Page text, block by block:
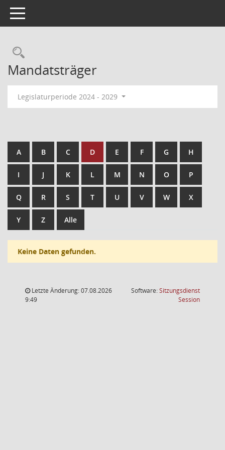
Toggle navigation
Mandatsträger
Legislaturperiode 2024 - 2029
A B C D E F G H
I J K L M N O P
Q R S T U V W X
Y Z Alle
Keine Daten gefunden.
Letzte Änderung: 07.08.2026
9:49
Software:Sitzungsdienst
Session(Wird in